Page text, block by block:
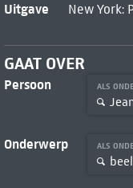
Uitgave New York:
GAAT OVER
Persoon ALS
Onderwerp ALS